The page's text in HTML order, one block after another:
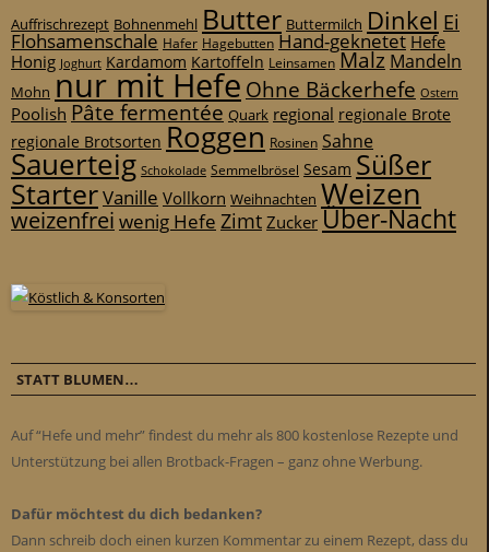
Auffrischrezept Bohnenmehl Butter Buttermilch Dinkel Ei
Flohsamenschale Hafer Hagebutten Hand-geknetet Hefe
Honig Joghurt Kardamom Kartoffeln Leinsamen Malz Mandeln
Mohn nur mit Hefe Ohne Bäckerhefe Ostern
Poolish Pâte fermentée Quark regional regionale Brote
regionale Brotsorten Roggen Rosinen Sahne
Sauerteig Schokolade Semmelbrösel Sesam Süßer
StarterVanille Vollkorn Weihnachten Weizen
weizenfrei wenig Hefe ZimtZuckerÜber-Nacht
STATT BLUMEN…
Auf “Hefe und mehr” findest du mehr als 800 kostenlose Rezepte und
Unterstützung bei allen Brotback-Fragen – ganz ohne Werbung.
Dafür möchtest du dich bedanken?
Dann schreib doch einen kurzen Kommentar zu einem Rezept, dass du